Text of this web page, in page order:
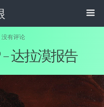
有评论
达拉漠报告